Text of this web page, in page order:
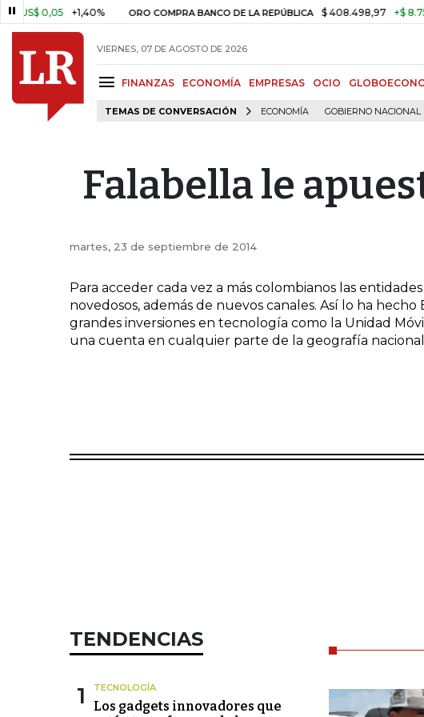
0,05 +1,40% ORO COMPRA BANCO DE LA REPÚBLICA $ 408.498,97 +$ 8.753,81
VIERNES, 07 DE AGOSTO DE 2026
FINANZAS ECONOMÍA EMPRESAS OCIO
TEMAS DE CONVERSACIÓN ECONOMÍA GOBIERNO NACIONAL
Falabella le
martes, 23 de septiembre de 2014
Para acceder cada vez a más colombianos las
novedosos, además de nuevos canales. Así lo ha
grandes inversiones en tecnología como la Unidad
una cuenta en cualquier parte de la geografía
TENDENCIAS
1 TECNOLOGÍA
Los gadgets innovadores que